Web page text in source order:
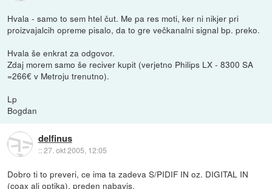
Hvala - samo to sem htel čut. Me pa res moti, ker ni nikjer pri
proizvajalcih opreme pisalo, da to gre večkanalni signal bp. preko.
Hvala še enkrat za odgovor.
Zdaj morem samo še reciver kupit (verjetno Philips LX - 8300 SA
=266€ v Metroju trenutno).
Lp
Bogdan
delfinus
::27. okt 2005, 12:05
Dobro ti to preveri, ce ima ta zadeva S/PIDIF IN oz. DIGITAL IN
(coax ali optika), preden nabavis.